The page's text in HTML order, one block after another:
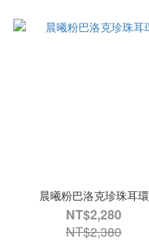
晨曦粉巴洛克珍珠耳環
NT$2,280
NT$2,380